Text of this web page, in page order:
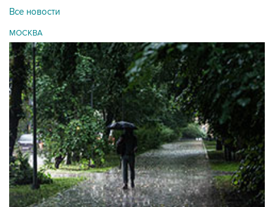
Все новости
МОСКВА